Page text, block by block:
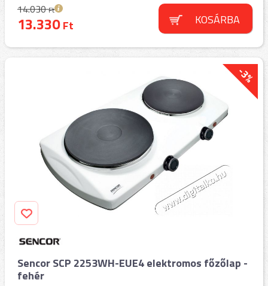
14.030Ft
13.330Ft KOSÁRBA
-3%
Sencor SCP 2253WH-EUE4 elektromos főzőlap -
fehér